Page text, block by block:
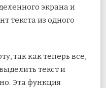
экрана и
текста из одного
так как теперь все,
текст и
Эта функция